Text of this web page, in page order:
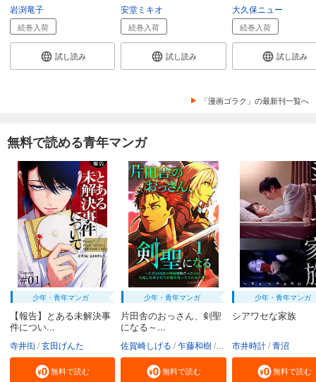
岩渕竜子
続巻入荷
試し読み
安堂ミキオ
続巻入荷
試し読み
大久保ニュー
続巻入荷
試し読み
「漫画ゴラク」の最新刊一覧へ
無料で読める青年マンガ
少年・青年マンガ
【報告】とある未解決事
件につい...
寺井衒 玄田げんた
無料で読む
少年・青年マンガ
片田舎のおっさん、剣聖
になる～...
佐賀崎しげる 乍藤和樹 鍋島テツヒロ
無料で読む
少年・青年マンガ
シアワセな家族
市井時計 青沼
無料で読む